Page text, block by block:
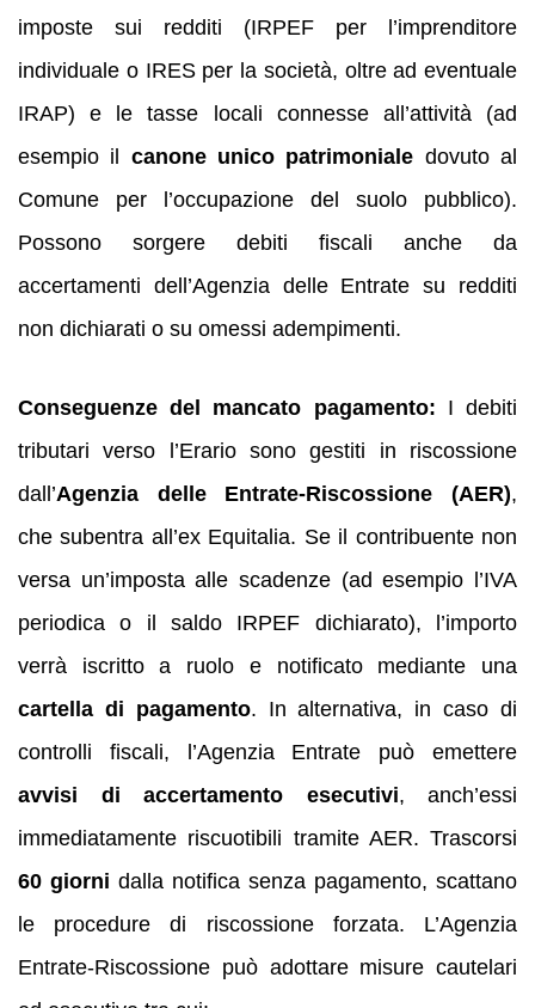
imposte sui redditi (IRPEF per l’imprenditore
individuale o IRES per la società, oltre ad eventuale
IRAP) e le tasse locali connesse all’attività (ad
esempio il canone unico patrimoniale dovuto al
Comune per l’occupazione del suolo pubblico).
Possono sorgere debiti fiscali anche da
accertamenti dell’Agenzia delle Entrate su redditi
non dichiarati o su omessi adempimenti.
Conseguenze del mancato pagamento: I debiti
tributari verso l’Erario sono gestiti in riscossione
dall’Agenzia delle Entrate-Riscossione (AER),
che subentra all’ex Equitalia. Se il contribuente non
versa un’imposta alle scadenze (ad esempio l’IVA
periodica o il saldo IRPEF dichiarato), l’importo
verrà iscritto a ruolo e notificato mediante una
cartella di pagamento. In alternativa, in caso di
controlli fiscali, l’Agenzia Entrate può emettere
avvisi di accertamento esecutivi, anch’essi
immediatamente riscuotibili tramite AER. Trascorsi
60 giorni dalla notifica senza pagamento, scattano
le procedure di riscossione forzata. L’Agenzia
Entrate-Riscossione può adottare misure cautelari